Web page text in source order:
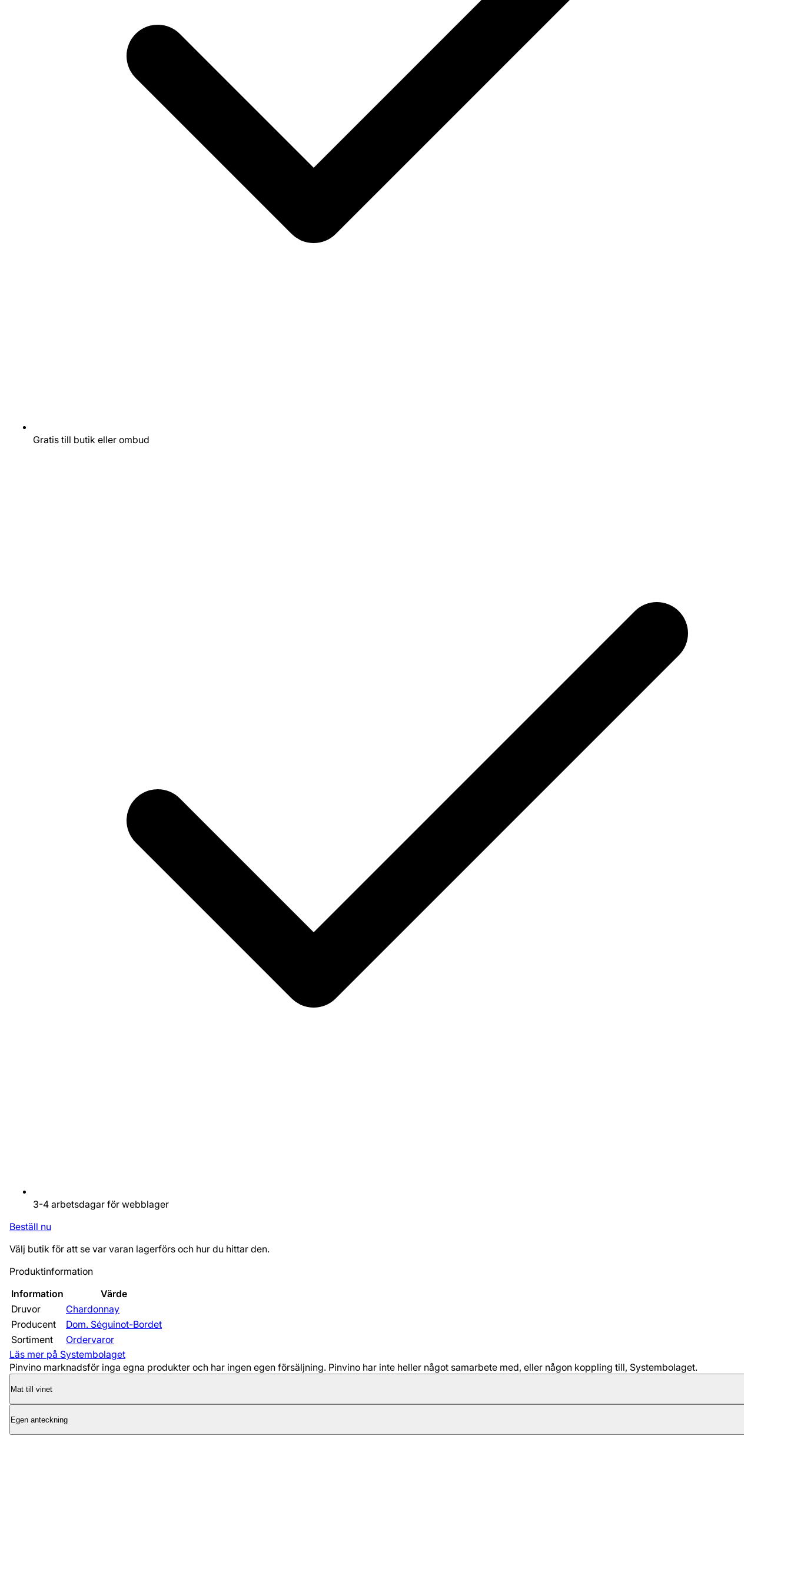
Gratis till butik eller ombud
3-4 arbetsdagar för webblager
Beställ nu
Välj butik för att se var varan lagerförs och hur du hittar den.
Produktinformation
Information
Värde
Druvor
Chardonnay
Producent
Dom. Séguinot-Bordet
Sortiment
Ordervaror
Läs mer på Systembolaget
Pinvino marknadsför inga egna produkter och har ingen egen försäljning. Pinvino har inte heller något samarbete med, eller någon koppling till, Systembolaget.
Mat till vinet
Egen anteckning